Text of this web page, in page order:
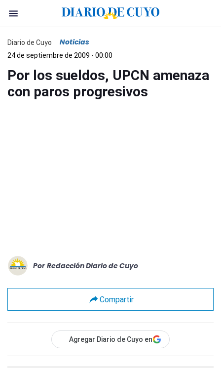
Diario de Cuyo Noticias
24 de septiembre de 2009 - 00:00
Por los sueldos, UPCN amenaza
con paros progresivos
Por Redacción Diario de Cuyo
Compartir
Agregar Diario de Cuyo en